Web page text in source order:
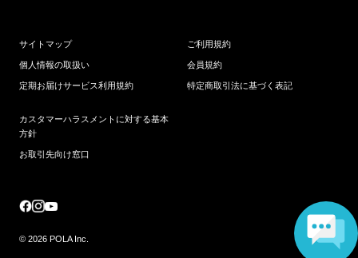
サイトマップ
個人情報の取扱い
定期お届けサービス利用規約
ご利用規約
会員規約
特定商取引法に基づく表記
カスタマーハラスメントに対する基本
方針
お取引先向け窓口
© 2026 POLA Inc.